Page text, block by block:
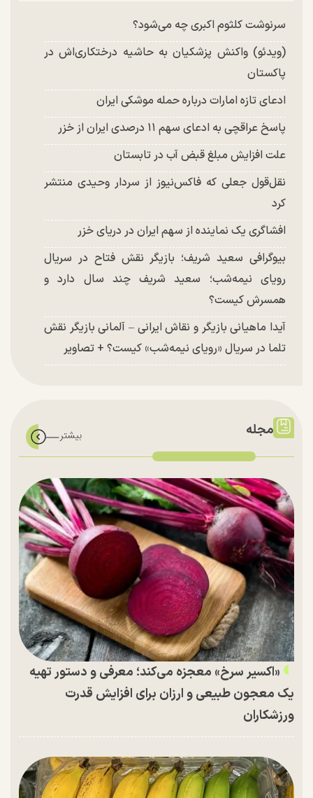
سرنوشت کلثوم اکبری چه می‌شود؟
(ویدئو) واکنش پزشکیان به حاشیه درختکاری‌اش در
پاکستان
ادعای تازه امارات درباره حمله موشکی ایران
پاسخ عراقچی به ادعای سهم ۱۱ درصدی ایران از خزر
علت افزایش مبلغ قبض آب در تابستان
نقل‌قول جعلی که فاکس‌نیوز از سردار وحیدی منتشر
کرد
افشاگری یک نماینده از سهم ایران در دریای خزر
بیوگرافی سعید شریف؛ بازیگر نقش فتاح در سریال
رویای نیمه‌شب؛ سعید شریف چند سال دارد و
همسرش کیست؟
آیدا ماهیانی بازیگر و نقاش ایرانی – آلمانی بازیگر نقش
تلما در سریال «رویای نیمه‌شب» کیست؟ + تصاویر
مجله
«اکسیر سرخ» معجزه می‌کند؛ معرفی و دستور تهیه
یک معجون طبیعی و ارزان برای افزایش قدرت
ورزشکاران